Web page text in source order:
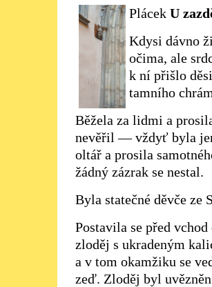
Plácek U
Kdysi dávno
očima, ale
k ní přišlo
tamního
Běžela za lidmi a
nevěřil — vždyť byla
oltář a prosila
žádný zázrak se nestal.
Byla statečné děvče ze
Postavila se před
zloděj s ukradeným
a v tom okamžiku se
zeď. Zloděj byl